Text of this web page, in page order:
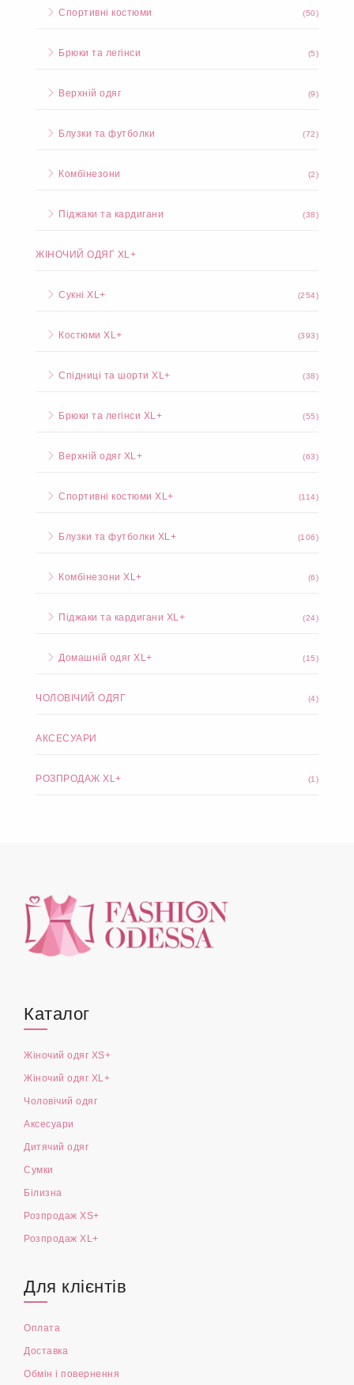
Спортивні костюми (50)
Брюки та легінси (5)
Верхній одяг (9)
Блузки та футболки (72)
Комбінезони (2)
Піджаки та кардигани (38)
ЖІНОЧИЙ ОДЯГ XL+
Сукні XL+ (254)
Костюми XL+ (393)
Спідниці та шорти XL+ (38)
Брюки та легінси XL+ (55)
Верхній одяг XL+ (63)
Спортивні костюми XL+ (114)
Блузки та футболки XL+ (106)
Комбінезони XL+ (6)
Піджаки та кардигани XL+ (24)
Домашній одяг XL+ (15)
ЧОЛОВІЧИЙ ОДЯГ (4)
АКСЕСУАРИ
РОЗПРОДАЖ XL+ (1)
Каталог
Жіночий одяг XS+
Жіночий одяг XL+
Чоловічий одяг
Аксесуари
Дитячий одяг
Сумки
Білизна
Розпродаж XS+
Розпродаж XL+
Для клієнтів
Оплата
Доставка
Обмін і повернення